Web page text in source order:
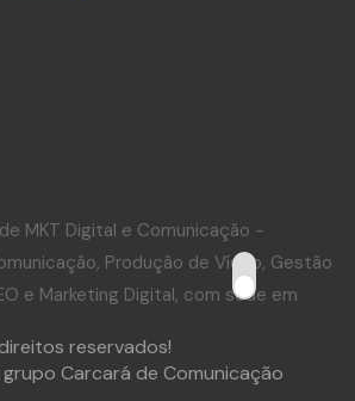
reservados!
Carcará de Comunicação